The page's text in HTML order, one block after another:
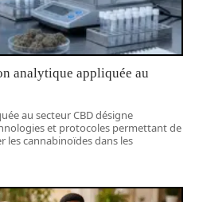
analytique appliquée au
au secteur CBD désigne
et protocoles permettant de
les cannabinoïdes dans les